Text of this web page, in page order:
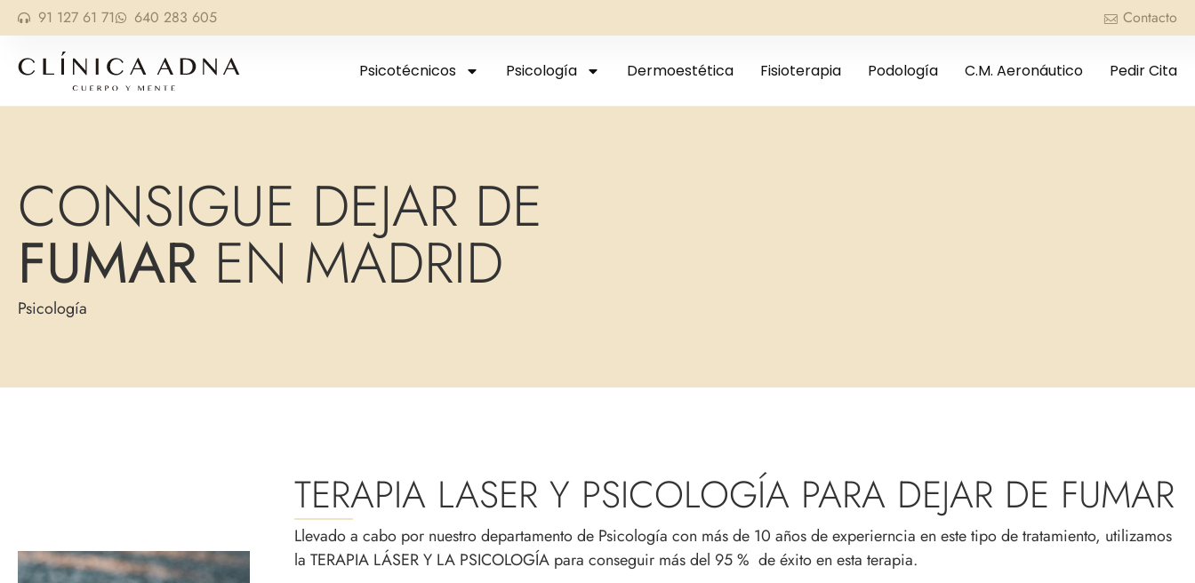
91 127 61 71 640 283 605 Contacto
Psicotécnicos Psicología Dermoestética Fisioterapia Podología C.M. Aeronáutico Pedir Cita
CONSIGUE DEJAR DE
FUMAR EN MADRID
Psicología
TERAPIA LASER Y PSICOLOGÍA PARA DEJAR DE FUMAR
Llevado a cabo por nuestro departamento de Psicología con más de 10 años de experierncia en este tipo de tratamiento, utilizamos
la TERAPIA LÁSER Y LA PSICOLOGÍA para conseguir más del 95 % de éxito en esta terapia.